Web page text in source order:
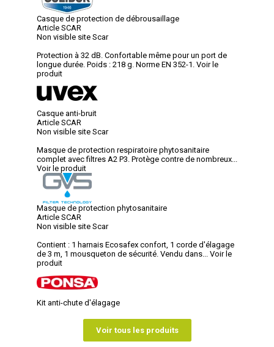
Casque de protection de débrousaillage
Article SCAR
Non visible site Scar
Protection à 32 dB. Confortable même pour un port de
longue durée. Poids : 218 g. Norme EN 352-1. Voir le
produit
Casque anti-bruit
Article SCAR
Non visible site Scar
Masque de protection respiratoire phytosanitaire
complet avec filtres A2 P3. Protège contre de nombreux...
Voir le produit
Masque de protection phytosanitaire
Article SCAR
Non visible site Scar
Contient : 1 harnais Ecosafex confort, 1 corde d'élagage
de 3 m, 1 mousqueton de sécurité. Vendu dans...
Voir le
produit
Kit anti-chute d'élagage
Voir tous les produits